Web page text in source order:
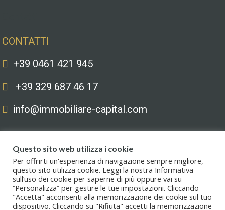
CONTATTI
+39 0461 421 945
+39 329 687 46 17
info@immobiliare-capital.com
Copyright © 2020. All Rights Reserved. Capital immobiliare S.r.l.s. | Le
immagini hanno valore puramente illustrativo. I prezzi e le informazioni
possono essere soggetti a modifiche.
Questo sito web utilizza i cookie
Per offrirti un'esperienza di navigazione sempre migliore,
questo sito utilizza cookie. Leggi la nostra Informativa
sull’uso dei cookie per saperne di più oppure vai su
“Personalizza” per gestire le tue impostazioni. Cliccando
"Accetta" acconsenti alla memorizzazione dei cookie sul tuo
dispositivo. Cliccando su "Rifiuta" accetti la memorizzazione